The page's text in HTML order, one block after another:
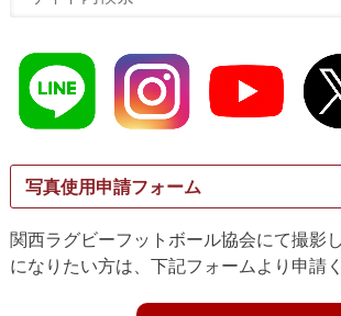
写真使用申請フォーム
関西ラグビーフットボール協会にて撮影
になりたい方は、下記フォームより申請く